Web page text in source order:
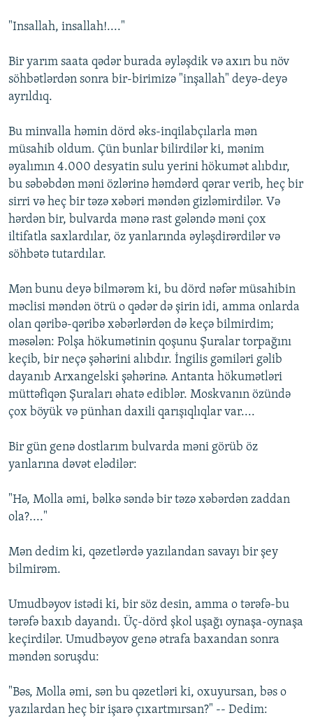
"Insallah, insallah!...."
Bir yarım saata qәdәr burada әylәşdik vә axırı bu növ
söhbәtlәrdәn sonra bir-birimizә "inşallah" deyә-deyә
ayrıldıq.
Bu minvalla hәmin dörd әks-inqilabçılarla mәn
müsahib oldum. Çün bunlar bilirdilәr ki, mәnim
әyalımın 4.000 desyatin sulu yerini hökumәt alıbdır,
bu sәbәbdәn mәni özlәrinә hәmdәrd qәrar verib, heç bir
sirri vә heç bir tәzә xәbәri mәndәn gizlәmirdilәr. Vә
hәrdәn bir, bulvarda mәnә rast gәlәndә mәni çox
iltifatla saxlardılar, öz yanlarında әylәşdirәrdilәr vә
söhbәtә tutardılar.
Mәn bunu deyә bilmәrәm ki, bu dörd nәfәr müsahibin
mәclisi mәndәn ötrü o qәdәr dә şirin idi, amma onlarda
olan qәribә-qәribә xәbәrlәrdәn dә keçә bilmirdim;
mәsәlәn: Polşa hökumәtinin qoşunu Şuralar torpağını
keçib, bir neçә şәhәrini alıbdır. İngilis gәmilәri gәlib
dayanıb Arxangelski şәhәrinә. Antanta hökumәtlәri
müttәfiqәn Şuraları әhatә ediblәr. Moskvanın özündә
çox böyük vә pünhan daxili qarışıqlıqlar var....
Bir gün genә dostlarım bulvarda mәni görüb öz
yanlarına dәvәt elәdilәr:
"Hә, Molla әmi, bәlkә sәndә bir tәzә xәbәrdәn zaddan
ola?...."
Mәn dedim ki, qәzetlәrdә yazılandan savayı bir şey
bilmirәm.
Umudbәyov istәdi ki, bir söz desin, amma o tәrәfә-bu
tәrәfә baxıb dayandı. Üç-dörd şkol uşağı oynaşa-oynaşa
keçirdilәr. Umudbәyov genә әtrafa baxandan sonra
mәndәn soruşdu:
"Bәs, Molla әmi, sәn bu qәzetlәri ki, oxuyursan, bәs o
yazılardan heç bir işarә çıxartmırsan?" -- Dedim: